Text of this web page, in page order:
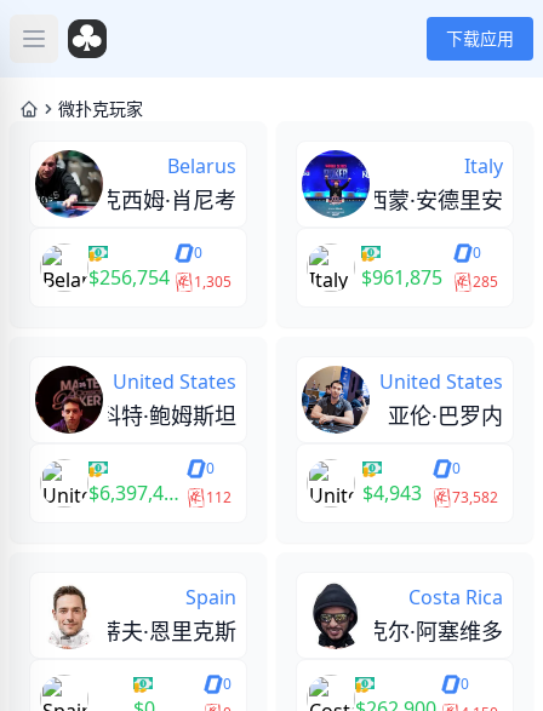
Open main menu 下载应用
微扑克玩家
Belarus
马克西姆·肖尼考
$256,754
0
1,305
Italy
西蒙·安德里安
$961,875
0
285
United States
斯科特·鲍姆斯坦
$6,397,475
0
112
United States
亚伦·巴罗内
$4,943
0
73,582
Spain
史蒂夫·恩里克斯
0
Costa Rica
迈克尔·阿塞维多
0